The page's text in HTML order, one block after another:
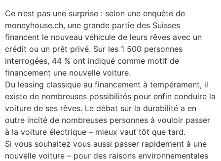
Ce n’est pas une surprise : selon une enquête de
moneyhouse.ch, une grande partie des Suisses
financent le nouveau véhicule de leurs rêves avec un
crédit ou un prêt privé. Sur les 1 500 personnes
interrogées, 44 % ont indiqué comme motif de
financement une nouvelle voiture.
Du leasing classique au financement à tempérament, il
existe de nombreuses possibilités pour enfin conduire la
voiture de ses rêves. Le débat sur la durabilité a en
outre incité de nombreuses personnes à vouloir passer
à la voiture électrique – mieux vaut tôt que tard.
Si vous souhaitez vous aussi passer rapidement à une
nouvelle voiture – pour des raisons environnementales